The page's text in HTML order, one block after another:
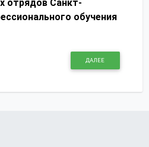
отрядов Санкт-
обучения
ДАЛЕЕ